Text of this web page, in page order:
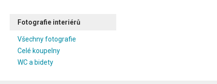
Fotografie interiérů
Všechny fotografie
Celé koupelny
WC a bidety